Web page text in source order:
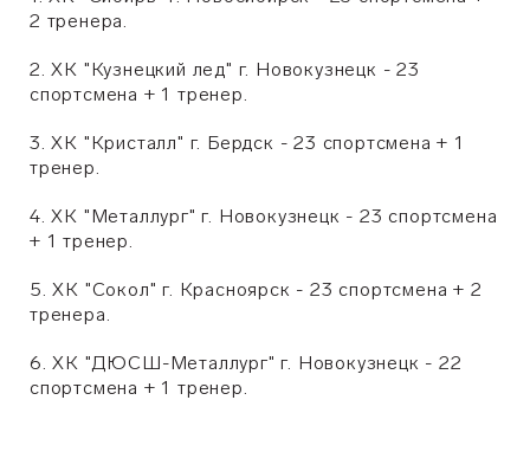
2 тренера.
2. ХК "Кузнецкий лед" г. Новокузнецк -23
спортсмена + 1 тренер.
3. ХК "Кристалл" г. Бердск -23 спортсмена + 1
тренер.
4. ХК "Металлург" г. Новокузнецк -23 спортсмена
+ 1 тренер.
5. ХК "Сокол" г. Красноярск -23 спортсмена + 2
тренера.
6. ХК "ДЮСШ-Металлург" г. Новокузнецк - 22
спортсмена + 1 тренер.